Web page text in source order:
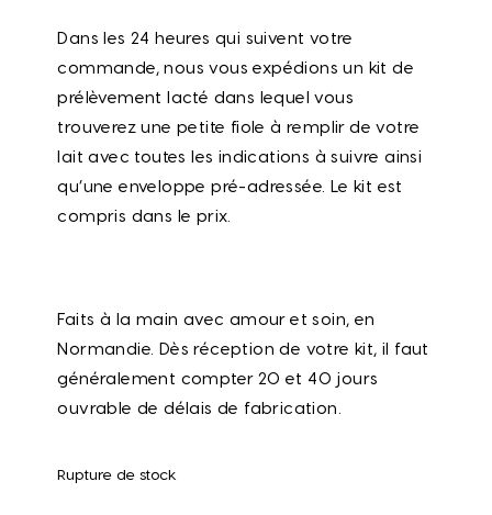
Dans les 24 heures qui suivent votre
commande, nous vous expédions un kit de
prélèvement lacté dans lequel vous
trouverez une petite fiole à remplir de votre
lait avec toutes les indications à suivre ainsi
qu’une enveloppe pré-adressée. Le kit est
compris dans le prix.
Faits à la main avec amour et soin, en
Normandie. Dès réception de votre kit, il faut
généralement compter 20 et 40 jours
ouvrable de délais de fabrication.
Rupture de stock